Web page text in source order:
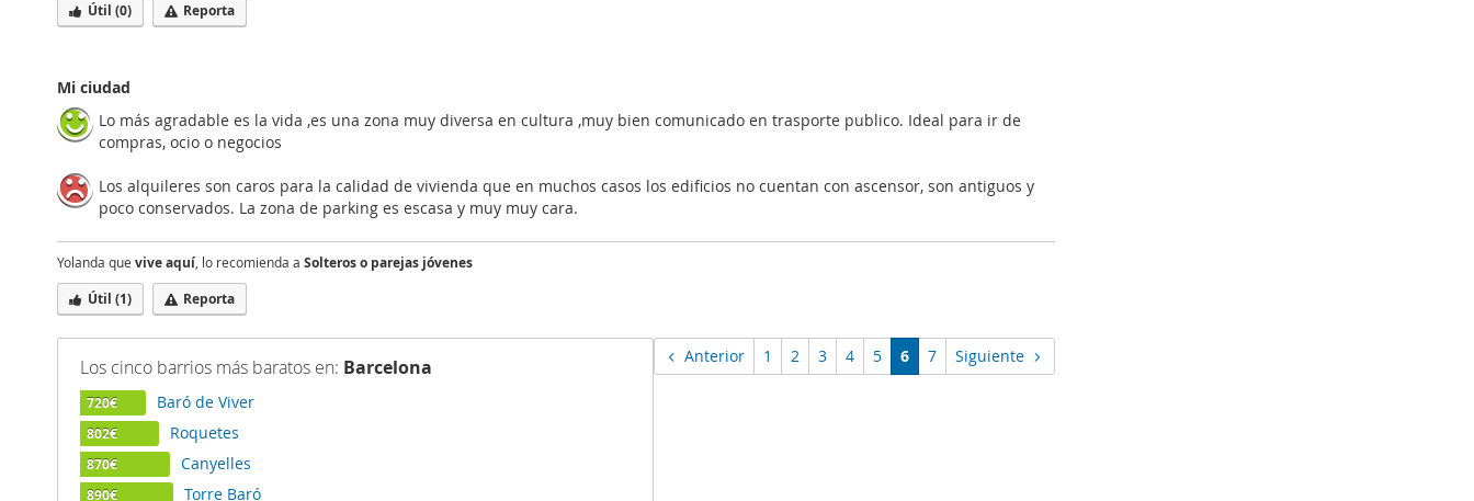
Útil (0) Reporta
Mi ciudad
Lo más agradable es la vida ,es una zona muy diversa en cultura ,muy bien comunicado en trasporte publico. Ideal para ir de
compras, ocio o negocios
Los alquileres son caros para la calidad de vivienda que en muchos casos los edificios no cuentan con ascensor, son antiguos y
poco conservados. La zona de parking es escasa y muy muy cara.
Yolanda que vive aquí , lo recomienda a Solteros o parejas jóvenes
Útil (1) Reporta
Anterior 1 2 3 4 5 6 7 Siguiente
Los cinco barrios más baratos en: Barcelona
720€ Baró de Viver
802€ Roquetes
870€ Canyelles
890€ Torre Baró